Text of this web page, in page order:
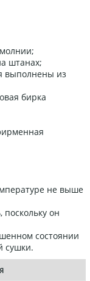
штанах;
выполнены из
бирка
не выше
он
состоянии
сушки.